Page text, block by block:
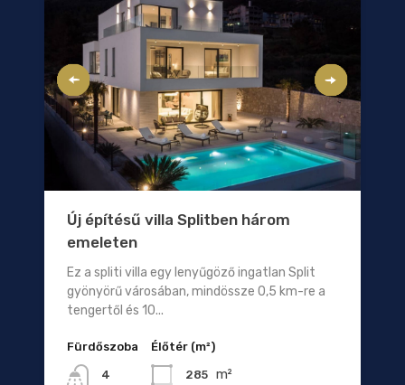
Új építésű villa Splitben három
emeleten
Ez a spliti villa egy lenyűgöző ingatlan Split
gyönyörű városában, mindössze 0,5 km-re a
tengertől és 10...
Fürdőszoba
4
Élőtér (m²)
285 m²